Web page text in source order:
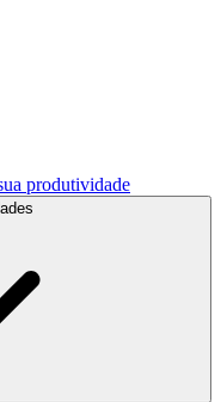
produtividade